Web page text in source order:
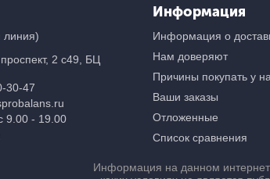
линия)
2 с49, БЦ
30-47
9.00 - 19.00
Информация
Информация о
Нам доверяют
Причины покупать у
Ваши заказы
Отложенные
Список сравнения
Информация на данном